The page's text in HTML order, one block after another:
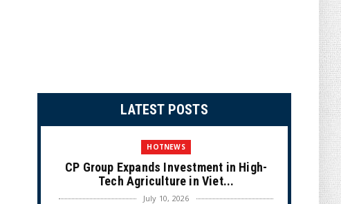
LATEST POSTS
HOTNEWS
CP Group Expands Investment in High-
Tech Agriculture in Viet...
July 10, 2026